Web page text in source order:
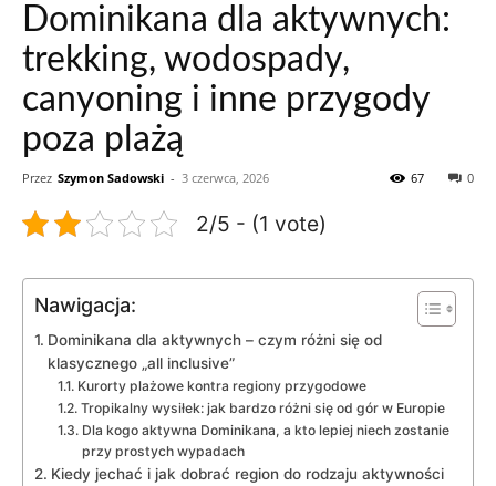
Dominikana dla aktywnych:
trekking, wodospady,
canyoning i inne przygody
poza plażą
Przez Szymon Sadowski - 3 czerwca, 2026 0
67
2/5 - (1 vote)
Nawigacja:
Dominikana dla aktywnych – czym różni się od
klasycznego „all inclusive”
Kurorty plażowe kontra regiony przygodowe
Tropikalny wysiłek: jak bardzo różni się od gór w Europie
Dla kogo aktywna Dominikana, a kto lepiej niech zostanie
przy prostych wypadach
Kiedy jechać i jak dobrać region do rodzaju aktywności